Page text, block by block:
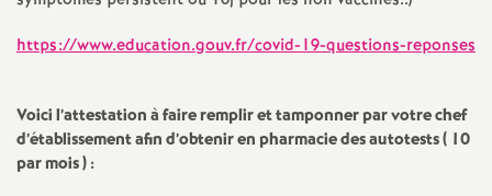
d
e
https://www.education.gouv.fr/covid-19-questions-reponses
Voici l’attestation à faire remplir et tamponner par votre chef
d’établissement afin d’obtenir en pharmacie des autotests ( 10
par mois ) :